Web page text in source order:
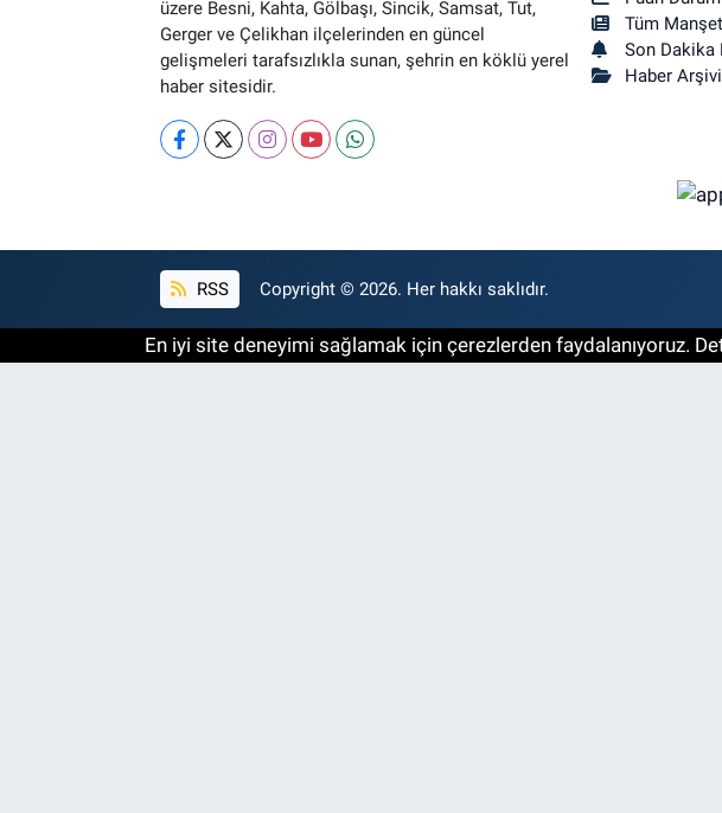
üzere Besni, Kahta, Gölbaşı, Sincik, Samsat, Tut,
Gerger ve Çelikhan ilçelerinden en güncel
gelişmeleri tarafsızlıkla sunan, şehrin en köklü yerel
haber sitesidir.
Tüm
Son Dakika
Haber Arşivi
RSS Copyright © 2026. Her hakkı saklıdır.
En iyi site deneyimi sağlamak için çerezlerden faydalanıyoruz.